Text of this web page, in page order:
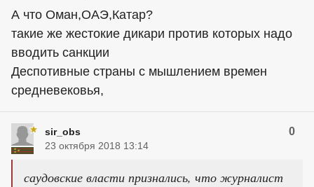
А что Оман,ОАЭ,Катар?
такие же жестокие дикари против которых надо
вводить санкции
Деспотивные страны с мышлением времен
средневековья,
sir_obs 0
23 октября 2018 13:14
саудовские власти признались, что журналист